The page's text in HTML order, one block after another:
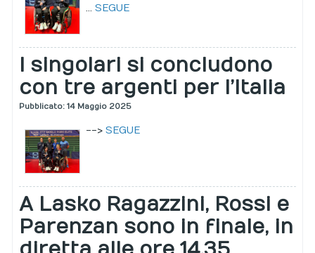
...SEGUE
I singolari si concludono
con tre argenti per l’Italia
Pubblicato: 14 Maggio 2025
-->SEGUE
A Lasko Ragazzini, Rossi e
Parenzan sono in finale, in